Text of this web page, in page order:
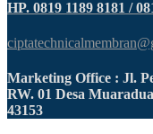
HP. 0819 1189 8181 /
Marketing Office : Jl.
RW. 01 Desa
43153